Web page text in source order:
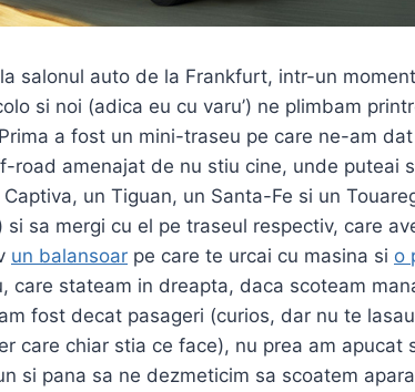
salonul auto de la Frankfurt, intr-un
si noi (adica eu cu varu’) ne plimbam
a fost un mini-traseu pe care ne-am
road amenajat de nu stiu cine, unde puteai
un Tiguan, un Santa-Fe si un
sa mergi cu el pe traseul respectiv, care
un balansoar pe care te urcai cu masina si o
care stateam in dreapta, daca scoteam
fost decat pasageri (curios, dar nu te
care chiar stia ce face), nu prea am apucat
si pana sa ne dezmeticim sa scoatem